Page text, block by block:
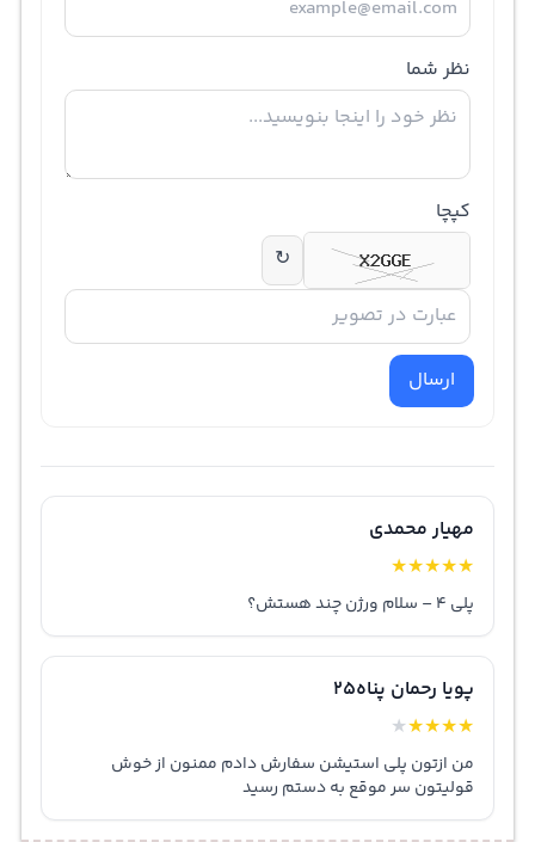
نظر شما
کپچا
↻
ارسال
مهیار محمدی
★
★
★
★
★
پلی ۴ – سلام ورژن چند هستش؟
پویا رحمان پناه25
★
★
★
★
★
من ازتون پلی استیشن سفارش دادم ممنون از خوش
قولیتون سر موقع به دستم رسید